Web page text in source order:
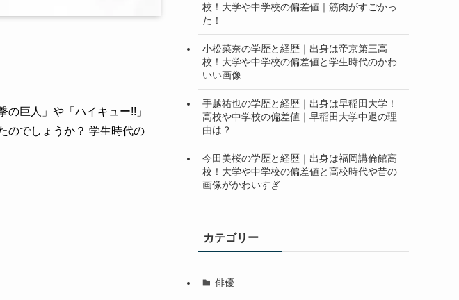
巨人」や「ハイキュー!!」
のでしょうか？ 学生時代の
校！大学や中学校の偏差値｜筋肉がすごかっ
た！
小松菜奈の学歴と経歴｜出身は帝京第三高
校！大学や中学校の偏差値と学生時代のかわ
いい画像
手越祐也の学歴と経歴｜出身は早稲田大学！
高校や中学校の偏差値｜早稲田大学中退の理
由は？
今田美桜の学歴と経歴｜出身は福岡講倫館高
校！大学や中学校の偏差値と高校時代や昔の
画像がかわいすぎ
カテゴリー
俳優